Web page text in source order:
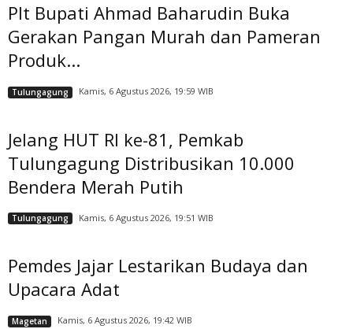
Plt Bupati Ahmad Baharudin Buka
Gerakan Pangan Murah dan Pameran
Produk...
Tulungagung Kamis, 6 Agustus 2026, 19:59 WIB
Jelang HUT RI ke-81, Pemkab
Tulungagung Distribusikan 10.000
Bendera Merah Putih
Tulungagung Kamis, 6 Agustus 2026, 19:51 WIB
Pemdes Jajar Lestarikan Budaya dan
Upacara Adat
Magetan Kamis, 6 Agustus 2026, 19:42 WIB